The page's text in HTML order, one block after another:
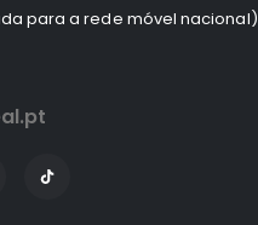
para a rede móvel nacional)